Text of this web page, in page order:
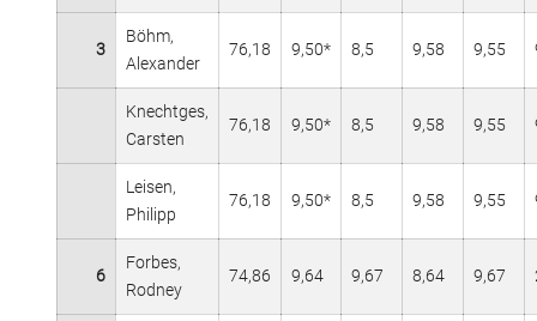
3
Böhm,
Alexander
76,18 9,50* 8,5 9,58 9,55
Knechtges,
Carsten
76,18 9,50* 8,5 9,58 9,55
Leisen,
Philipp
76,18 9,50* 8,5 9,58 9,55
6
Forbes,
Rodney
74,86 9,64 9,67 8,64 9,67